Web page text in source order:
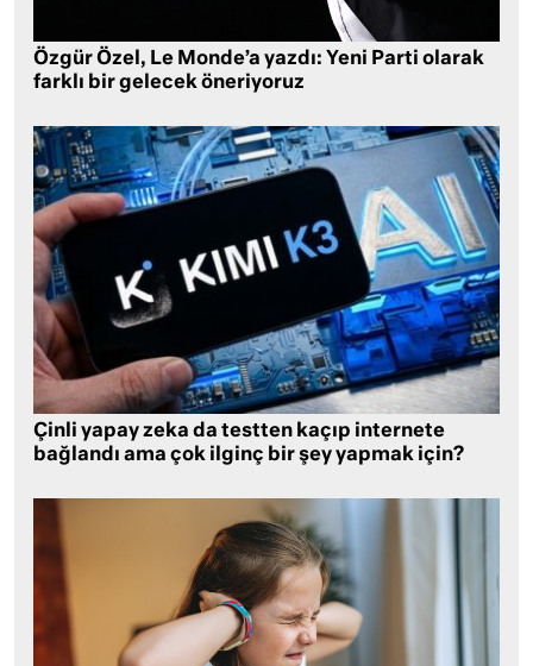
Özgür Özel, Le Monde’a yazdı: Yeni Parti olarak
farklı bir gelecek öneriyoruz
Çinli yapay zeka da testten kaçıp internete
bağlandı ama çok ilginç bir şey yapmak için?